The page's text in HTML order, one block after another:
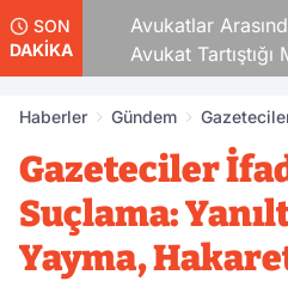
SON
DAKİKA
Avukatlar
Avukat Tartıştığı
Vurdu
Haberler Gündem
Gazeteciler
Suçlama:
Yayma,